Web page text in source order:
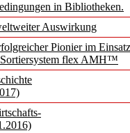
in Bibliotheken.
Auswirkung
Pionier im
Sortiersystem flex AMH™
Welt
bis